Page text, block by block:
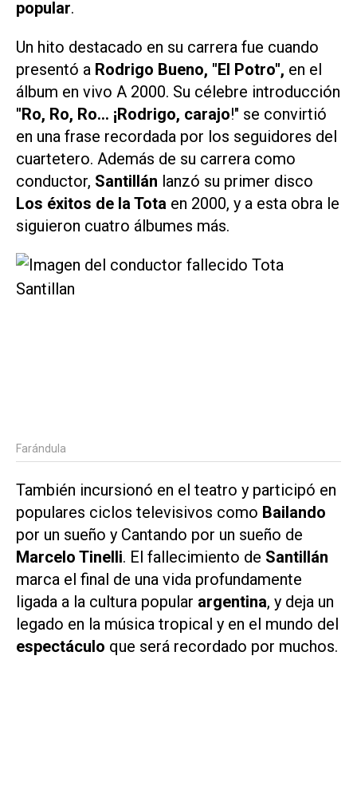
popular.
Un hito destacado en su carrera fue cuando
presentó a Rodrigo Bueno, "El Potro", en el
álbum en vivo A 2000. Su célebre introducción
"Ro, Ro, Ro... ¡Rodrigo, carajo!" se convirtió
en una frase recordada por los seguidores del
cuartetero. Además de su carrera como
conductor, Santillán lanzó su primer disco
Los éxitos de la Tota en 2000, y a esta obra le
siguieron cuatro álbumes más.
Farándula
También incursionó en el teatro y participó en
populares ciclos televisivos como Bailando
por un sueño y Cantando por un sueño de
Marcelo Tinelli. El fallecimiento de Santillán
marca el final de una vida profundamente
ligada a la cultura popular argentina, y deja un
legado en la música tropical y en el mundo del
espectáculo que será recordado por muchos.